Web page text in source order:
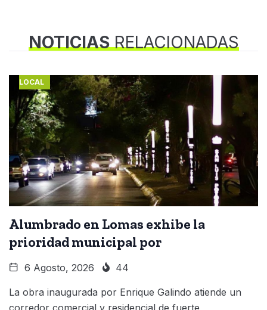
NOTICIASRELACIONADAS
LOCAL
Alumbrado en Lomas exhibe la
prioridad municipal por
6 Agosto, 2026 44
La obra inaugurada por Enrique Galindo atiende un
corredor comercial y residencial de fuerte